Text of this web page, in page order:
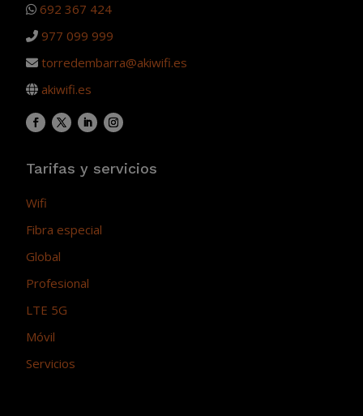
692 367 424
977 099 999
torredembarra@akiwifi.es
akiwifi.es
Tarifas y servicios
Wifi
Fibra especial
Global
Profesional
LTE 5G
Móvil
Servicios